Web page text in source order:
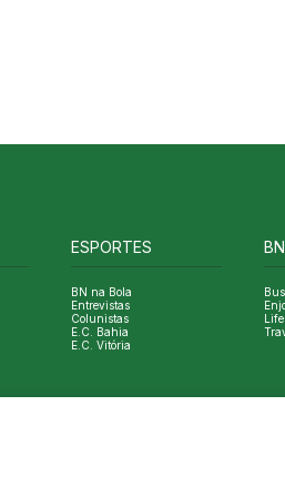
ESPORTES
BN na Bola
Entrevistas
Colunistas
E.C. Bahia
E.C. Vitória